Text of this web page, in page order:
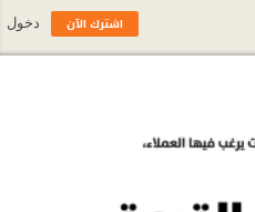
اشترك الآن دخول